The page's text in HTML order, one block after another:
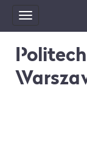
Toggle
navigation